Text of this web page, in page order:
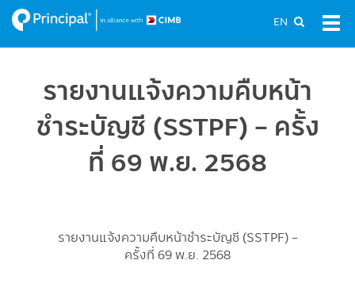
Skip
to
main
EN
รายงานแจ้งความคืบหน้า
ชำระบัญชี (SSTPF) - ครั้ง
ที่ 69 พ.ย. 2568
รายงานแจ้งความคืบหน้าชำระบัญชี (SSTPF) -
ครั้งที่ 69 พ.ย. 2568